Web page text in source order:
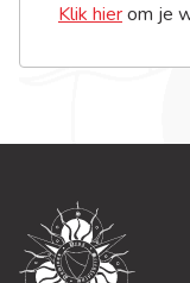
Klik hierom je